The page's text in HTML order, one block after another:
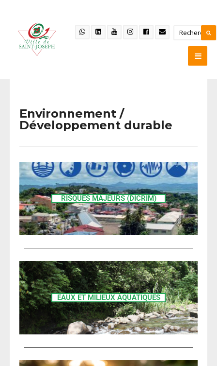
Environnement /
Développement durable
RISQUES MAJEURS​ (DICRIM)
EAUX ET MILIEUX AQUATIQUES